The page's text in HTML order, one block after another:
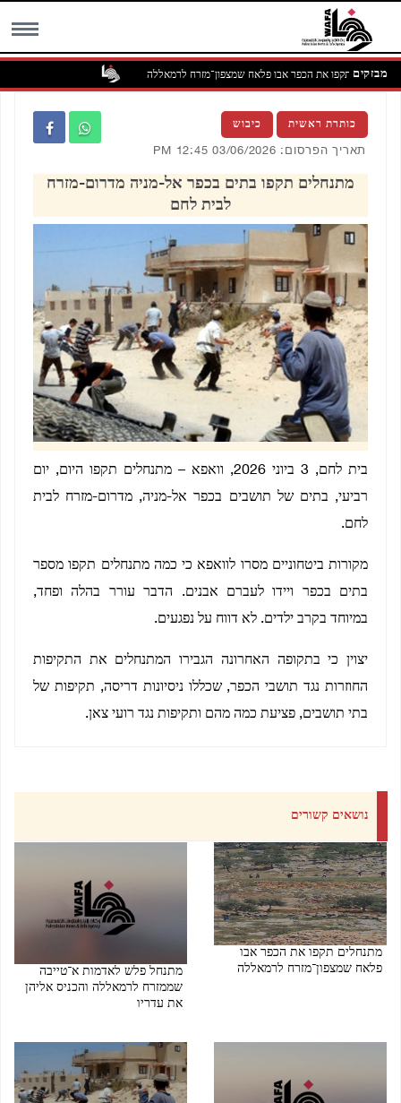
מבזקים
מתנחלים תקפו את הכפר אבו פלאח שמצפון־מזרח לרמאללה
כותרת ראשית כיבוש
תאריך הפרסום: 03/06/2026 12:45 PM
מתנחלים תקפו בתים בכפר אל-מניה מדרום-מזרח
לבית לחם
בית לחם, 3 ביוני 2026, וואפא – מתנחלים תקפו היום, יום
רביעי, בתים של תושבים בכפר אל-מניה, מדרום-מזרח לבית
לחם.
מקורות ביטחוניים מסרו לוואפא כי כמה מתנחלים תקפו מספר
בתים בכפר ויידו לעברם אבנים. הדבר עורר בהלה ופחד,
במיוחד בקרב ילדים. לא דווח על נפגעים.
יצוין כי בתקופה האחרונה הגבירו המתנחלים את התקיפות
החוזרות נגד תושבי הכפר, שכללו ניסיונות דריסה, תקיפות של
בתי תושבים, פציעת כמה מהם ותקיפות נגד רועי צאן.
נושאים קשורים
מתנחלים תקפו את הכפר אבו
פלאח שמצפון־מזרח לרמאללה
מתנחל פלש לאדמות א־טייבה
שממזרח לרמאללה והכניס אליהן
את עדריו